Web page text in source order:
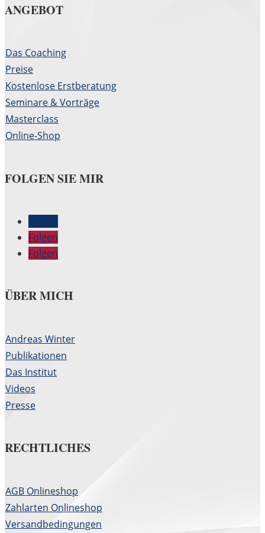
ANGEBOT
Das Coaching
Preise
Kostenlose Erstberatung
Seminare & Vorträge
Masterclass
Online-Shop
FOLGEN SIE MIR
Folgen
Folgen
ÜBER MICH
Andreas Winter
Publikationen
Das Institut
Videos
Presse
RECHTLICHES
AGB Onlineshop
Zahlarten Onlineshop
Versandbedingungen